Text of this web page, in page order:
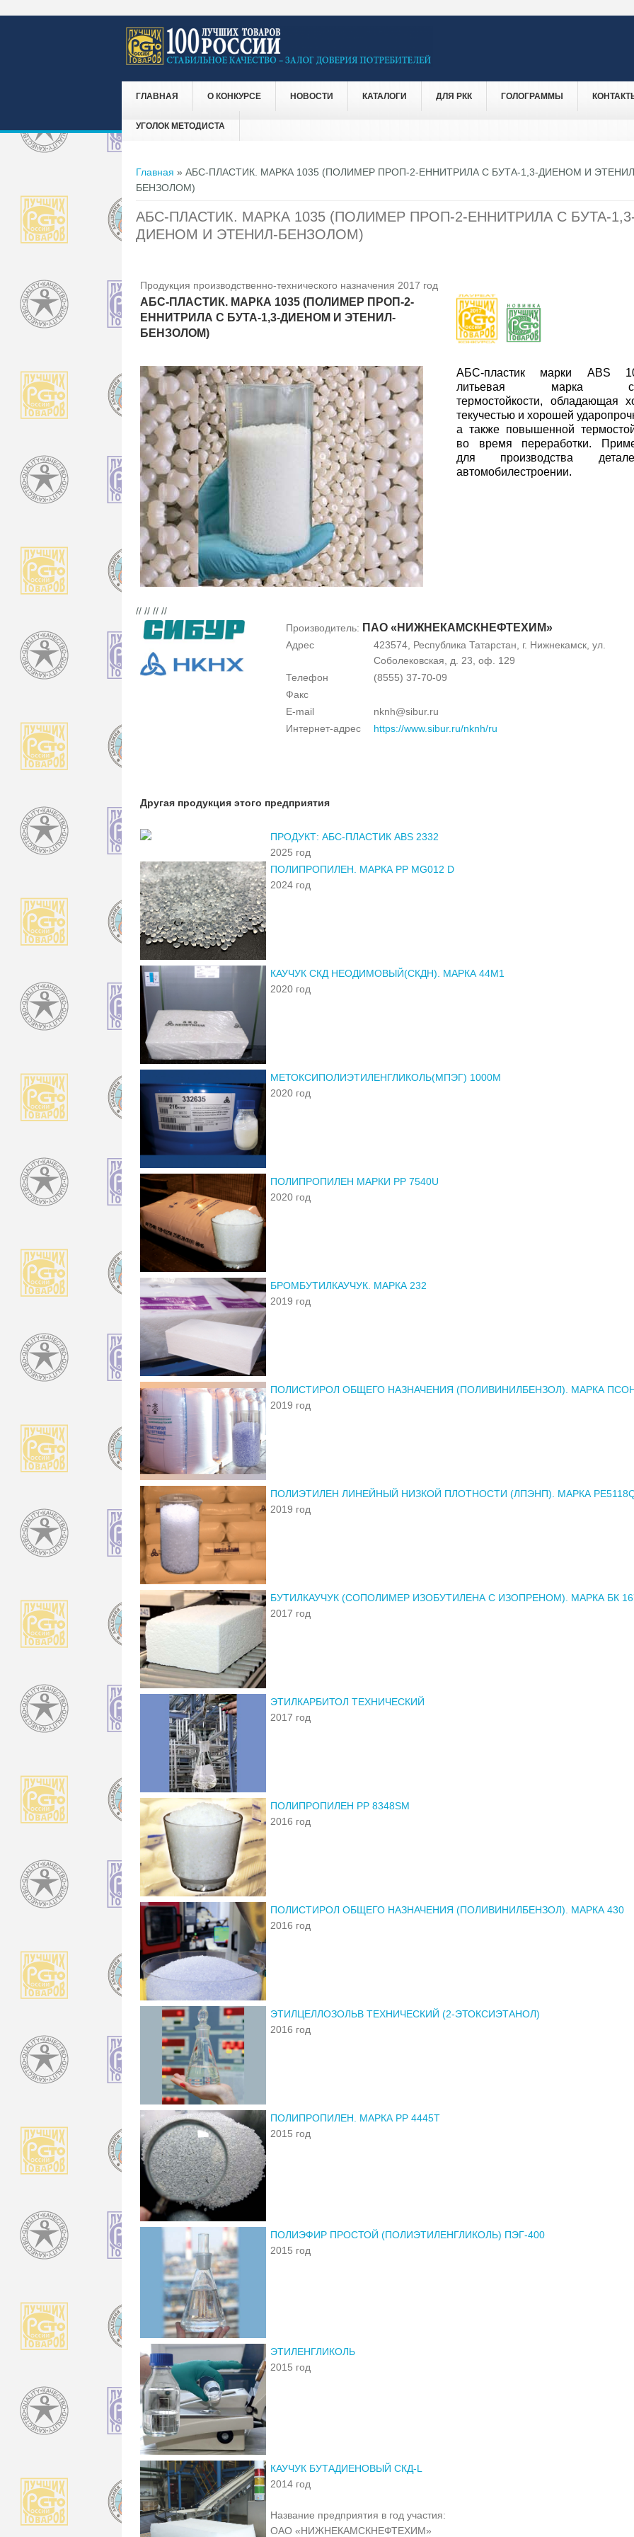
ГЛАВНАЯ О КОНКУРСЕ НОВОСТИ КАТАЛОГИ ДЛЯ РКК ГОЛОГРАММЫ
УГОЛОК МЕТОДИСТА
Вы здесь
Главная » АБС-ПЛАСТИК. МАРКА 1035 (ПОЛИМЕР ПРОП-2-ЕННИТРИЛА С БУТА-1,3-ДИЕНОМ И
БЕНЗОЛОМ)
АБС-ПЛАСТИК. МАРКА 1035 (ПОЛИМЕР ПРОП-2-ЕННИТРИЛА С БУТА-
ДИЕНОМ И ЭТЕНИЛ-БЕНЗОЛОМ)
Продукция производственно-технического назначения 2017 год
АБС-ПЛАСТИК. МАРКА 1035 (ПОЛИМЕР ПРОП-2-
ЕННИТРИЛА С БУТА-1,3-ДИЕНОМ И ЭТЕНИЛ-
БЕНЗОЛОМ)
АБС-пластик марки ABS
литьевая марка
термостойкости, обладающая
текучестью и хорошей
а также повышенной
во время переработки.
для производства
автомобилестроении.
// // // //
Производитель: ПАО «НИЖНЕКАМСКНЕФТЕХИМ»
Адрес
423574, Республика Татарстан, г. Нижнекамск, ул.
Соболековская, д. 23, оф. 129
Телефон
(8555) 37-70-09
Факс
E-mail
nknh@sibur.ru
Интернет-адрес
https://www.sibur.ru/nknh/ru
Другая продукция этого предприятия
ПРОДУКТ: АБС-ПЛАСТИК ABS 2332
2025 год
ПОЛИПРОПИЛЕН. МАРКА PP MG012 D
2024 год
КАУЧУК СКД НЕОДИМОВЫЙ(СКДН). МАРКА 44М1
2020 год
МЕТОКСИПОЛИЭТИЛЕНГЛИКОЛЬ(МПЭГ) 1000М
2020 год
ПОЛИПРОПИЛЕН МАРКИ РР 7540U
2020 год
БРОМБУТИЛКАУЧУК. МАРКА 232
2019 год
ПОЛИСТИРОЛ ОБЩЕГО НАЗНАЧЕНИЯ (ПОЛИВИНИЛБЕНЗОЛ). МАРКА
2019 год
ПОЛИЭТИЛЕН ЛИНЕЙНЫЙ НИЗКОЙ ПЛОТНОСТИ (ЛПЭНП). МАРКА
2019 год
БУТИЛКАУЧУК (СОПОЛИМЕР ИЗОБУТИЛЕНА С ИЗОПРЕНОМ). МАРКА БК
2017 год
ЭТИЛКАРБИТОЛ ТЕХНИЧЕСКИЙ
2017 год
ПОЛИПРОПИЛЕН РР 8348SM
2016 год
ПОЛИСТИРОЛ ОБЩЕГО НАЗНАЧЕНИЯ (ПОЛИВИНИЛБЕНЗОЛ). МАРКА 430
2016 год
ЭТИЛЦЕЛЛОЗОЛЬВ ТЕХНИЧЕСКИЙ (2-ЭТОКСИЭТАНОЛ)
2016 год
ПОЛИПРОПИЛЕН. МАРКА РР 4445Т
2015 год
ПОЛИЭФИР ПРОСТОЙ (ПОЛИЭТИЛЕНГЛИКОЛЬ) ПЭГ-400
2015 год
ЭТИЛЕНГЛИКОЛЬ
2015 год
КАУЧУК БУТАДИЕНОВЫЙ СКД-L
2014 год
Название предприятия в год участия:
ОАО «НИЖНЕКАМСКНЕФТЕХИМ»